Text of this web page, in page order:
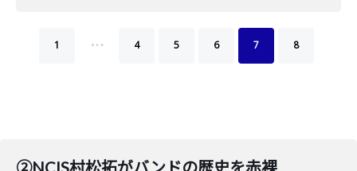
1 … 4 5 6 7 8